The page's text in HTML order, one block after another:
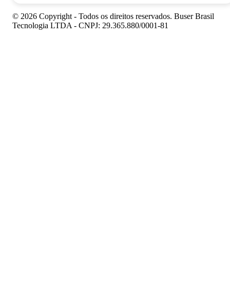
© 2026 Copyright - Todos os direitos reservados. Buser Brasil
Tecnologia LTDA - CNPJ: 29.365.880/0001-81